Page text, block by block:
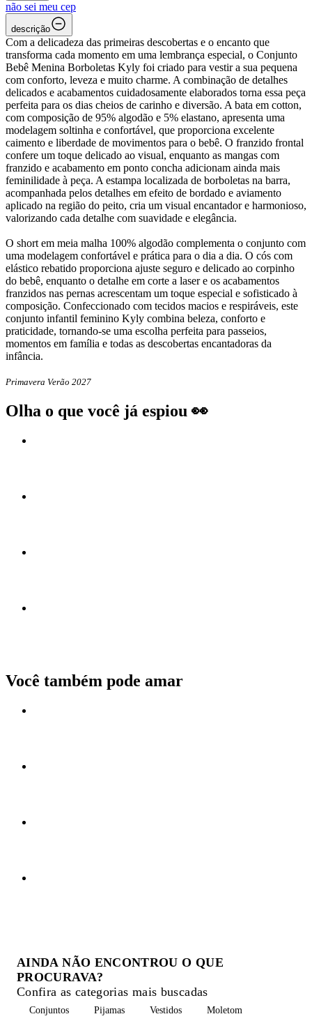
não sei meu cep
descrição
Com a delicadeza das primeiras descobertas e o encanto que
transforma cada momento em uma lembrança especial, o Conjunto
Bebê Menina Borboletas Kyly foi criado para vestir a sua pequena
com conforto, leveza e muito charme. A combinação de detalhes
delicados e acabamentos cuidadosamente elaborados torna essa peça
perfeita para os dias cheios de carinho e diversão. A bata em cotton,
com composição de 95% algodão e 5% elastano, apresenta uma
modelagem soltinha e confortável, que proporciona excelente
caimento e liberdade de movimentos para o bebê. O franzido frontal
confere um toque delicado ao visual, enquanto as mangas com
franzido e acabamento em ponto concha adicionam ainda mais
feminilidade à peça. A estampa localizada de borboletas na barra,
acompanhada pelos detalhes em efeito de bordado e aviamento
aplicado na região do peito, cria um visual encantador e harmonioso,
valorizando cada detalhe com suavidade e elegância.
O short em meia malha 100% algodão complementa o conjunto com
uma modelagem confortável e prática para o dia a dia. O cós com
elástico rebatido proporciona ajuste seguro e delicado ao corpinho
do bebê, enquanto o detalhe em corte a laser e os acabamentos
franzidos nas pernas acrescentam um toque especial e sofisticado à
composição. Confeccionado com tecidos macios e respiráveis, este
conjunto infantil feminino Kyly combina beleza, conforto e
praticidade, tornando-se uma escolha perfeita para passeios,
momentos em família e todas as descobertas encantadoras da
infância.
Primavera Verão 2027
Olha o que você já espiou 👀
Você também pode amar
AINDA NÃO ENCONTROU O QUE
PROCURAVA?
Confira as categorias mais buscadas
Conjuntos Pijamas Vestidos Moletom